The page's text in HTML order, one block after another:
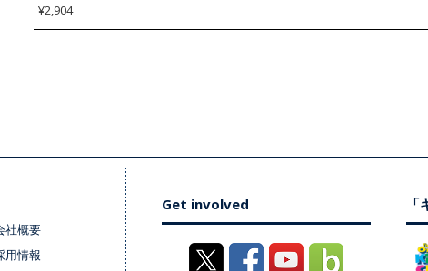
¥2,904
社概要
用情報
Get involved